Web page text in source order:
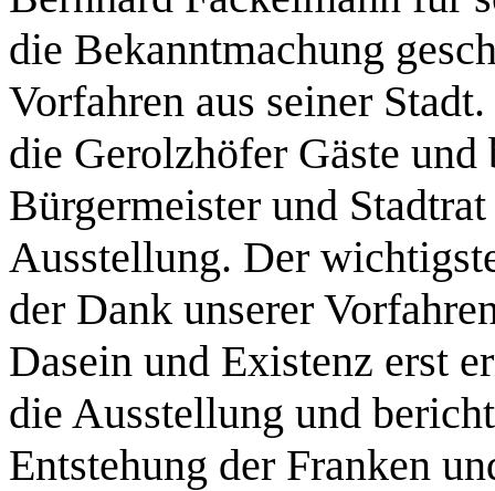
die Bekanntmachung
Vorfahren aus seiner
die Gerolzhöfer Gäste und
Bürgermeister und
Ausstellung. Der
der Dank unserer
Dasein und Existenz erst
die Ausstellung und
Entstehung der Franken